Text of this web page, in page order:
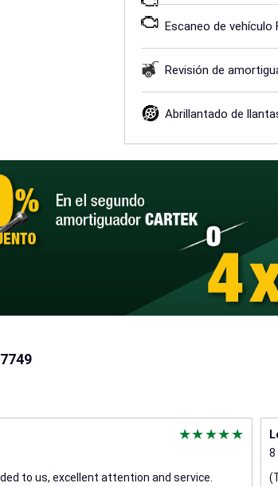
Escaneo de vehículo
Revisión de
Abrillantado de
to us, excellent attention and service.
8